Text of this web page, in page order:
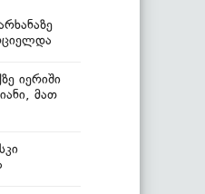
იერიში
მათ